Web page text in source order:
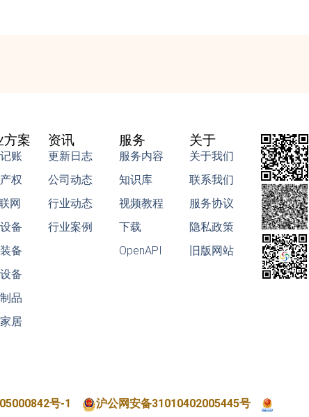
方案
账
权
网
备
备
备
品
居
资讯
更新日志
公司动态
行业动态
行业案例
服务
服务内容
知识库
视频教程
下载
OpenAPI
关于
关于我们
联系我们
服务协议
隐私政策
旧版网站
号-1 沪公网安备31010402005445号